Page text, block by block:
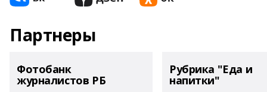
Партнеры
Фотобанк
журналистов РБ
Рубрика "Еда и
напитки"